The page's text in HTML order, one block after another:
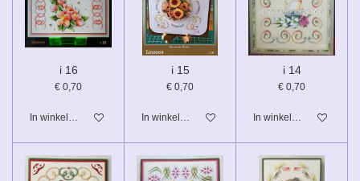
i 16
€ 0,70
In winkelwagen
i 15
€ 0,70
In winkelwagen
i 14
€ 0,70
In winkelwagen